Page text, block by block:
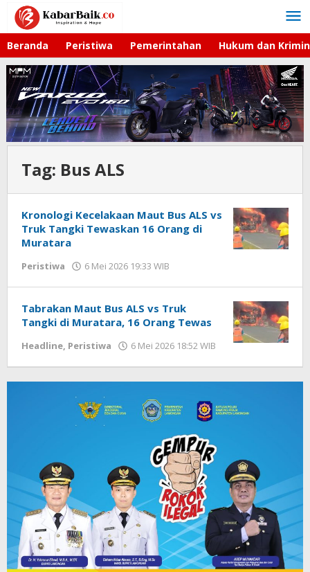
Lewati
konten
Beranda Peristiwa Pemerintahan Hukum dan
Tag: Bus ALS
Kronologi Kecelakaan Maut Bus ALS vs
Truk Tangki Tewaskan 16 Orang di
Muratara
Peristiwa 6 Mei 2026 19:33 WIB
Tabrakan Maut Bus ALS vs Truk
Tangki di Muratara, 16 Orang Tewas
Headline, Peristiwa 6 Mei 2026 18:52 WIB
oleh